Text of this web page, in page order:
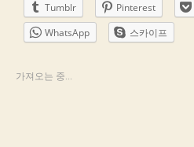
Tumblr
Pinterest
WhatsApp
스카이프
가져오는 중...